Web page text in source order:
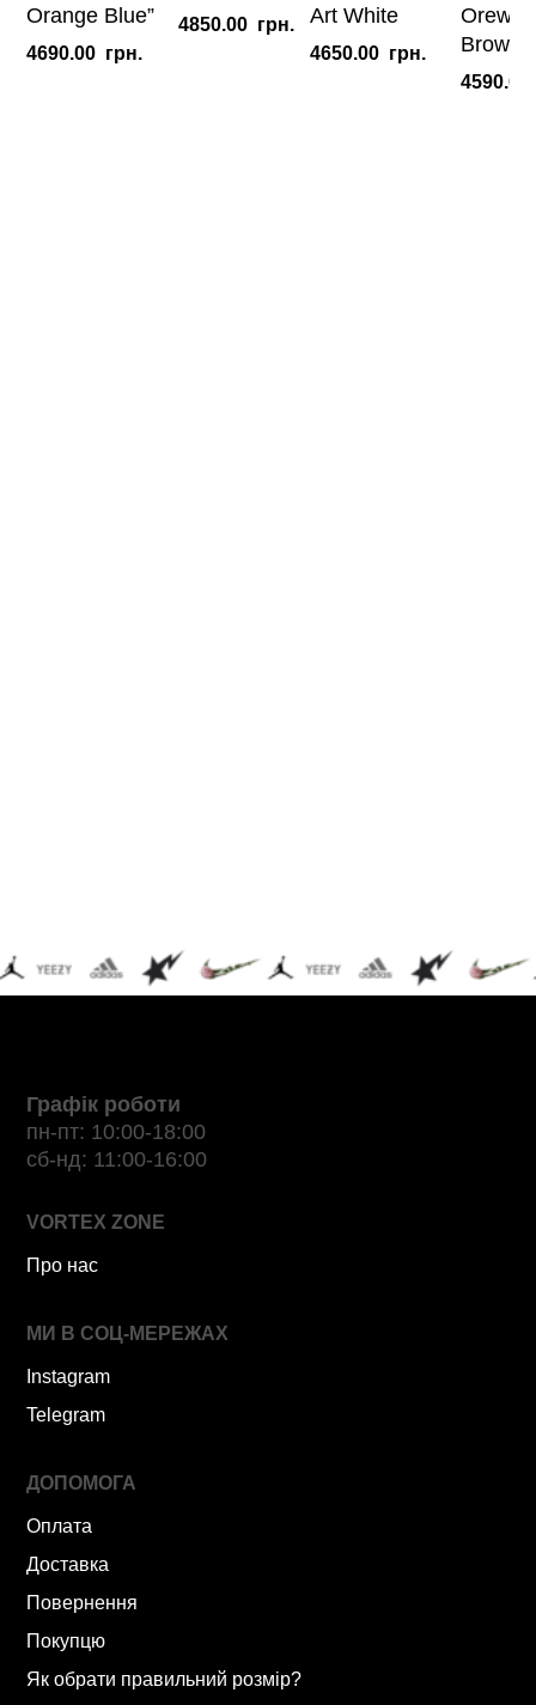
Orange Blue”
4690.00 грн.
4850.00 грн.
Art White
4650.00 грн.
Brown
4590.00
Графік роботи
пн-пт: 10:00-18:00
сб-нд: 11:00-16:00
VORTEX ZONE
Про нас
МИ В СОЦ-МЕРЕЖАХ
Instagram
Telegram
ДОПОМОГА
Оплата
Доставка
Повернення
Покупцю
Як обрати правильний розмір?